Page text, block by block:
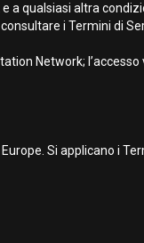
a qualsiasi altra
i Termini di
Network;
Si applicano i